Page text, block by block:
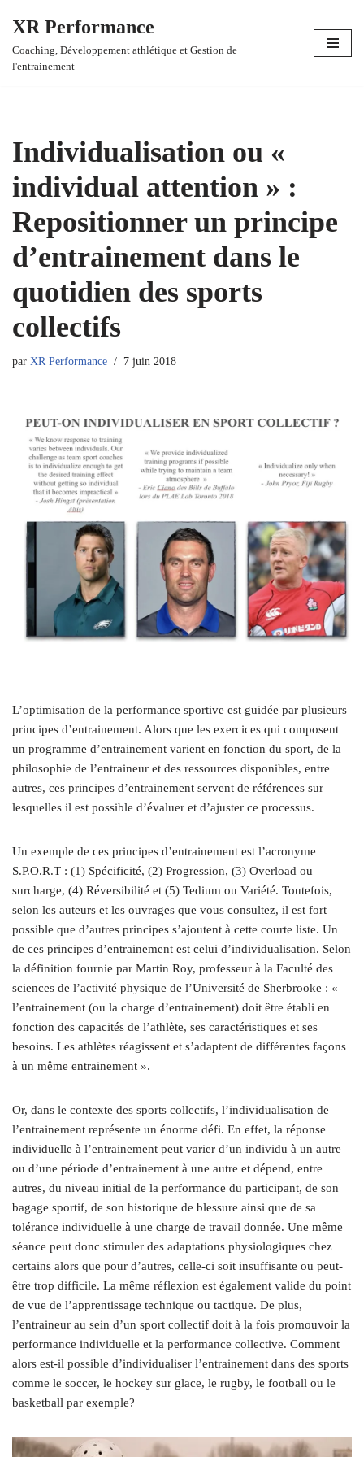
Aller
au
XR Performance
Coaching, Développement athlétique et Gestion de
l'entrainement
Individualisation ou «
individual attention » :
Repositionner un principe
d’entrainement dans le
quotidien des sports
collectifs
par XR Performance 7 juin 2018
L’optimisation de la performance sportive est guidée par plusieurs
principes d’entrainement. Alors que les exercices qui composent
un programme d’entrainement varient en fonction du sport, de la
philosophie de l’entraineur et des ressources disponibles, entre
autres, ces principes d’entrainement servent de références sur
lesquelles il est possible d’évaluer et d’ajuster ce processus.
Un exemple de ces principes d’entrainement est l’acronyme
S.P.O.R.T : (1) Spécificité, (2) Progression, (3) Overload ou
surcharge, (4) Réversibilité et (5) Tedium ou Variété. Toutefois,
selon les auteurs et les ouvrages que vous consultez, il est fort
possible que d’autres principes s’ajoutent à cette courte liste. Un
de ces principes d’entrainement est celui d’individualisation. Selon
la définition fournie par Martin Roy, professeur à la Faculté des
sciences de l’activité physique de l’Université de Sherbrooke : «
l’entrainement (ou la charge d’entrainement) doit être établi en
fonction des capacités de l’athlète, ses caractéristiques et ses
besoins. Les athlètes réagissent et s’adaptent de différentes façons
à un même entrainement ».
Or, dans le contexte des sports collectifs, l’individualisation de
l’entrainement représente un énorme défi. En effet, la réponse
individuelle à l’entrainement peut varier d’un individu à un autre
ou d’une période d’entrainement à une autre et dépend, entre
autres, du niveau initial de la performance du participant, de son
bagage sportif, de son historique de blessure ainsi que de sa
tolérance individuelle à une charge de travail donnée. Une même
séance peut donc stimuler des adaptations physiologiques chez
certains alors que pour d’autres, celle-ci soit insuffisante ou peut-
être trop difficile. La même réflexion est également valide du point
de vue de l’apprentissage technique ou tactique. De plus,
l’entraineur au sein d’un sport collectif doit à la fois promouvoir la
performance individuelle et la performance collective. Comment
alors est-il possible d’individualiser l’entrainement dans des sports
comme le soccer, le hockey sur glace, le rugby, le football ou le
basketball par exemple?